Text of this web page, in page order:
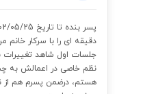
دقیقه ای را با سرکار خانم
جلسات اول شاهد تغییرات
نظم خاصی در اعمالش به
هستم، درضمن پسرم هم از